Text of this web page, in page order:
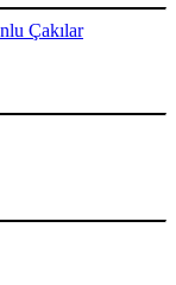
Çakılar